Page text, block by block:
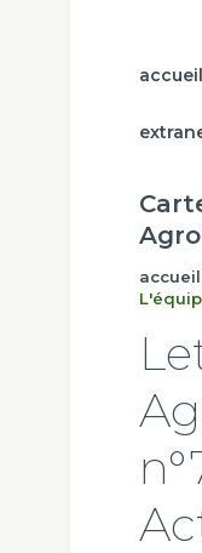
accueil
accueil